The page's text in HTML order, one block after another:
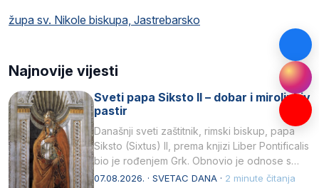
župa sv. Nikole biskupa, Jastrebarsko
Najnovije vijesti
Sveti papa Siksto II – dobar i miroljubiv
pastir
Današnji sveti zaštitnik, rimski biskup, papa
Siksto (Sixtus) II, prema knjizi Liber Pontificalis
bio je rođenjem Grk. Obnovio je odnose s
afričkim…
07.08.2026. · SVETAC DANA · 2 minute čitanja